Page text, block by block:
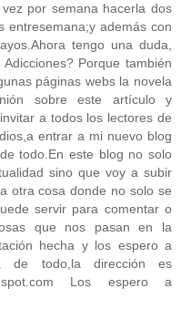
por semana hacerla dos
además con
tengo una duda,
Porque también
páginas webs la novela
sobre este artículo y
a todos los lectores de
entrar a mi nuevo blog
todo.En este blog no solo
sino que voy a subir
otra cosa donde no solo se
servir para comentar o
que nos pasan en la
hecha y los espero a
todo,la dirección es
Los espero a